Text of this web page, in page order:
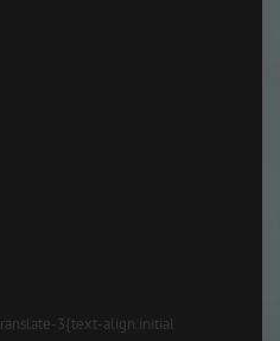
3{text-align:initial